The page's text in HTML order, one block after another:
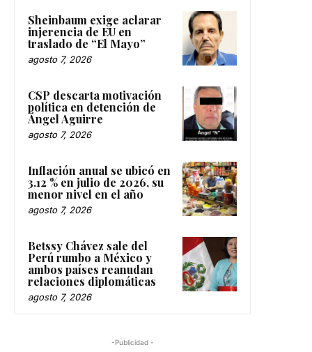
Sheinbaum exige aclarar
injerencia de EU en
traslado de “El Mayo”
agosto 7, 2026
CSP descarta motivación
política en detención de
Ángel Aguirre
agosto 7, 2026
Inflación anual se ubicó en
3.12 % en julio de 2026, su
menor nivel en el año
agosto 7, 2026
Betssy Chávez sale del
Perú rumbo a México y
ambos países reanudan
relaciones diplomáticas
agosto 7, 2026
-Publicidad -